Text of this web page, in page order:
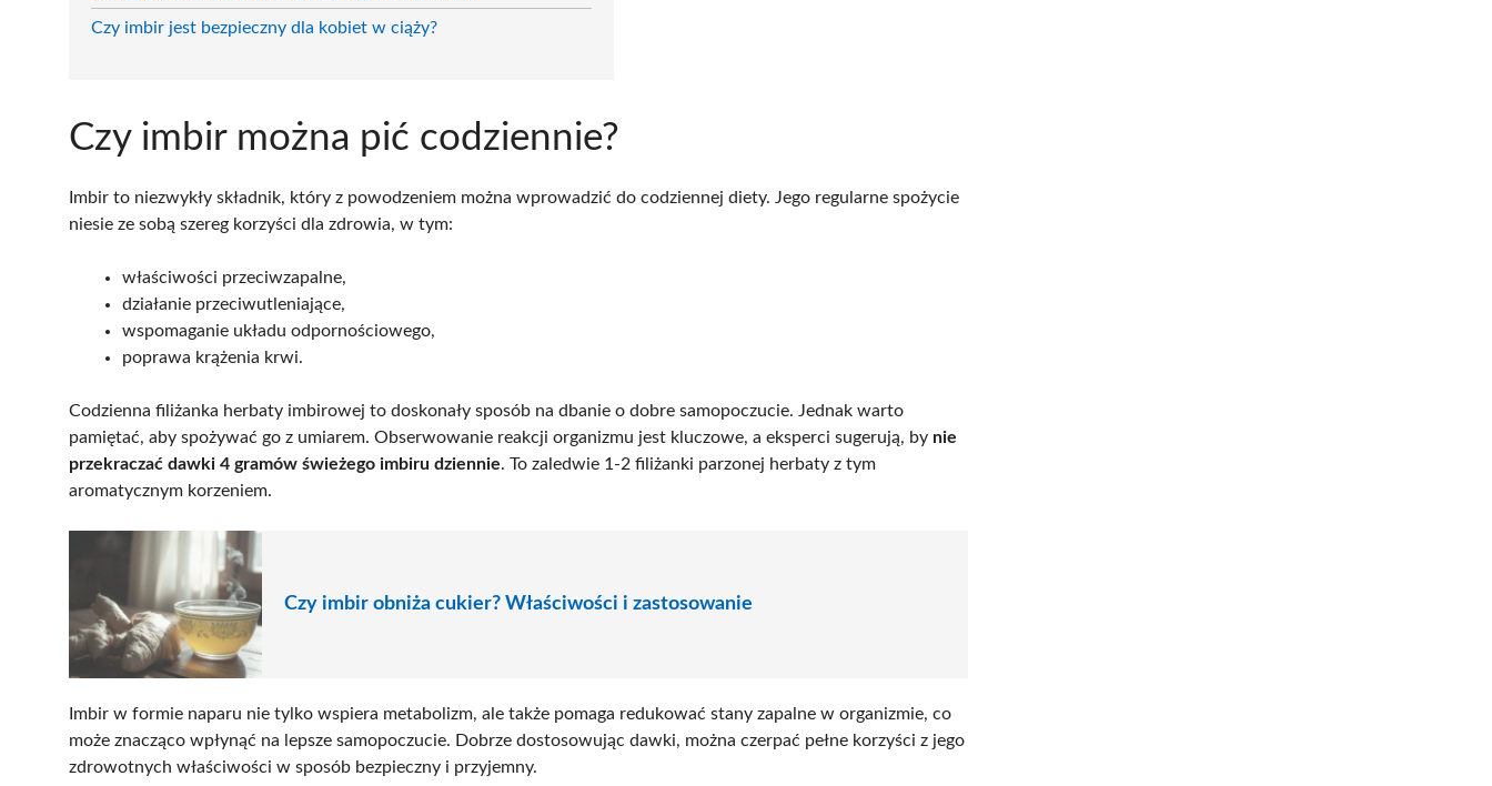
Czy imbir jest bezpieczny dla kobiet w ciąży?
Czy imbir można pić codziennie?
Imbir to niezwykły składnik, który z powodzeniem można wprowadzić do codziennej diety. Jego regularne spożycie
niesie ze sobą szereg korzyści dla zdrowia, w tym:
właściwości przeciwzapalne,
działanie przeciwutleniające,
wspomaganie układu odpornościowego,
poprawa krążenia krwi.
Codzienna filiżanka herbaty imbirowej to doskonały sposób na dbanie o dobre samopoczucie. Jednak warto
pamiętać, aby spożywać go z umiarem. Obserwowanie reakcji organizmu jest kluczowe, a eksperci sugerują, by nie
przekraczać dawki 4 gramów świeżego imbiru dziennie. To zaledwie 1-2 filiżanki parzonej herbaty z tym
aromatycznym korzeniem.
Czy imbir obniża cukier? Właściwości i zastosowanie
Imbir w formie naparu nie tylko wspiera metabolizm, ale także pomaga redukować stany zapalne w organizmie, co
może znacząco wpłynąć na lepsze samopoczucie. Dobrze dostosowując dawki, można czerpać pełne korzyści z jego
zdrowotnych właściwości w sposób bezpieczny i przyjemny.